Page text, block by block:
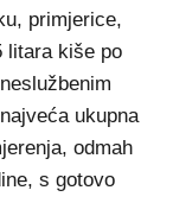
primjerice,
litara kiše po
ukupna
odmah
s gotovo